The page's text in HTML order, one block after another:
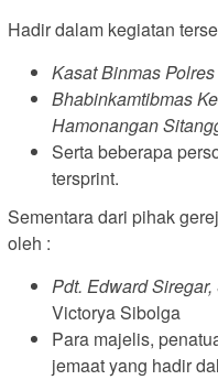
Hadir dalam kegiatan
Kasat Binmas
Bhabinkamtibmas
Hamonangan
Serta beberapa
tersprint.
Sementara dari pihak
oleh :
Pdt. Edward Siregar,
Victorya Sibolga
Para majelis,
jemaat yang hadir